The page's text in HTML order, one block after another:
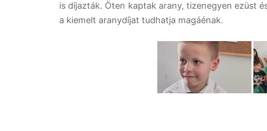
is díjazták. Öten kaptak arany, tizenegyen ezüst
a kiemelt aranydíjat tudhatja magáénak.